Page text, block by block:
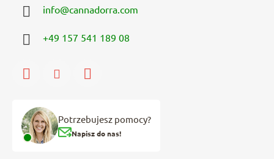
info@cannadorra.com
+49 157 541 189 08
Potrzebujesz pomocy?
Napisz do nas!